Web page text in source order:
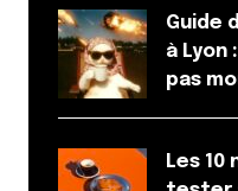
Saone?
Je dois trouver un
m’installer à Lyon et
J’ai vu sur les
Guide
à Lyon
pas
Les 10